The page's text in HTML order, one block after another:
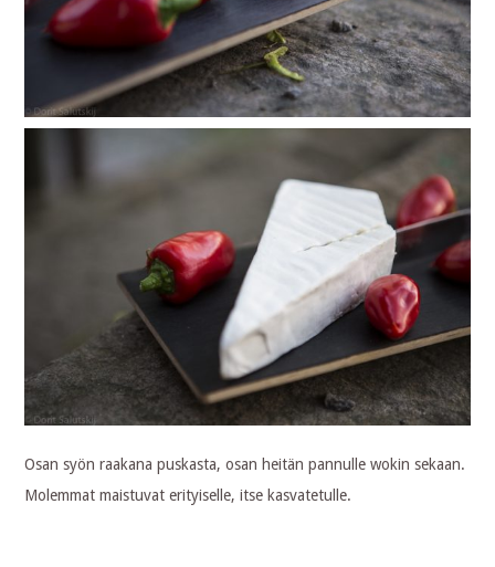
Osan syön raakana puskasta, osan heitän pannulle wokin sekaan.
Molemmat maistuvat erityiselle, itse kasvatetulle.